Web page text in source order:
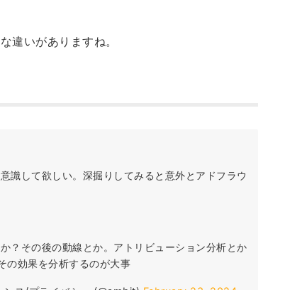
違いがありますね。
識して欲しい。深掘りしてみると意外とアドフラウ
？その後の動線とか。アトリビューション分析とか
の効果を分析するのが大事